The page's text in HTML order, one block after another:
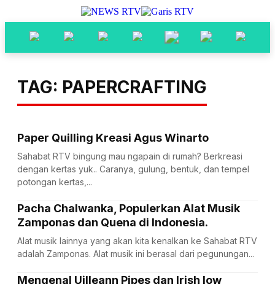
TAG: PAPERCRAFTING
Paper Quilling Kreasi Agus Winarto
Sahabat RTV bingung mau ngapain di rumah? Berkreasi
dengan kertas yuk.. Caranya, gulung, bentuk, dan tempel
potongan kertas,...
Pacha Chalwanka, Populerkan Alat Musik
Zamponas dan Quena di Indonesia.
Alat musik lainnya yang akan kita kenalkan ke Sahabat RTV
adalah Zamponas. Alat musik ini berasal dari pegunungan...
Mengenal Uilleann Pipes dan Irish low